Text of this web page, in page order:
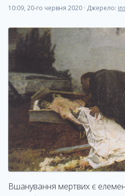
10:09, 20-го червня 2020 · Джерело:
Вшанування мертвих є